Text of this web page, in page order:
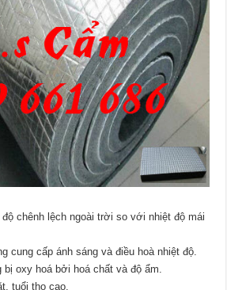
chênh lệch ngoài trời so với nhiệt độ mái
cung cấp ánh sáng và điều hoà nhiệt độ.
oxy hoá bởi hoá chất và độ ẩm.
tuổi thọ cao.